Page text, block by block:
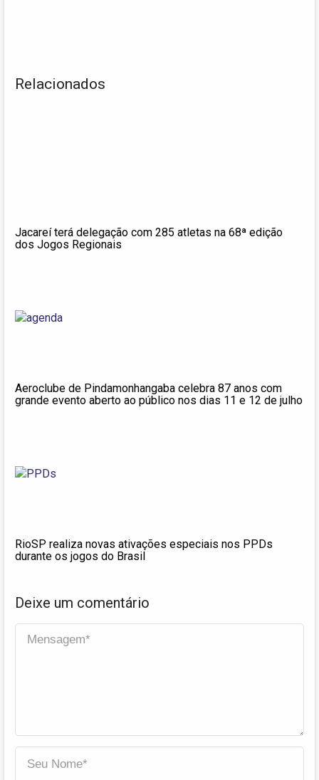
Relacionados
Jacareí terá delegação com 285 atletas na 68ª edição
dos Jogos Regionais
Aeroclube de Pindamonhangaba celebra 87 anos com
grande evento aberto ao público nos dias 11 e 12 de julho
RioSP realiza novas ativações especiais nos PPDs
durante os jogos do Brasil
Deixe um comentário